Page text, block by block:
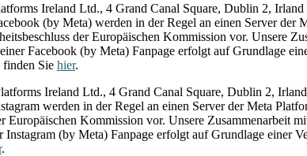
Ireland Ltd., 4 Grand Canal Square, Dublin 2,
(by Meta) werden in der Regel an einen Server
der Europäischen Kommission vor. Unsere
Facebook (by Meta) Fanpage erfolgt auf Grundlage
Sie hier.
Ireland Ltd., 4 Grand Canal Square, Dublin 2,
werden in der Regel an einen Server der Meta
Europäischen Kommission vor. Unsere Zusammenarbeit
Instagram (by Meta) Fanpage erfolgt auf Grundlage
.